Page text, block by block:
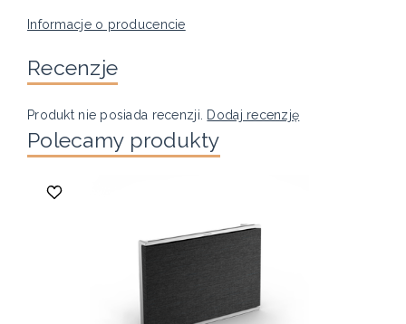
Informacje o producencie
Recenzje
Produkt nie posiada recenzji. Dodaj recenzję
Polecamy produkty